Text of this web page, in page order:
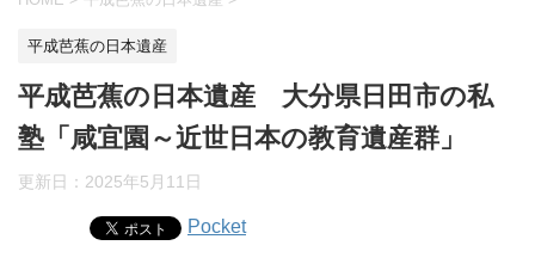
平成芭蕉の日本遺産
平成芭蕉の日本遺産 大分県日田市の私
塾「咸宜園～近世日本の教育遺産群」
更新日： 2025年5月11日
Pocket